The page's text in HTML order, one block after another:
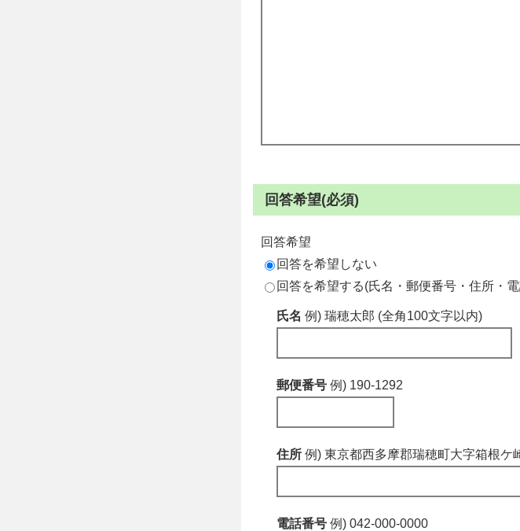
回答希望(必須)
回答希望
回答を希望しない
回答を希望する(氏名・郵便番号・住所・
氏名 例) 瑞穂太郎 (全角100文字以内)
郵便番号 例) 190-1292
住所 例) 東京都西多摩郡瑞穂町大字箱根ケ
電話番号 例) 042-000-0000